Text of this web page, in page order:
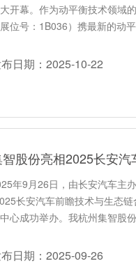
开幕。作为动平衡技术领域
展位号：1B036）携最新的动
日期：2025-10-22
股份亮相2025长安
年9月26日，由长安汽车主
长安汽车前瞻技术与生态
心成功举办。我杭州集智股
日期：2025-09-26